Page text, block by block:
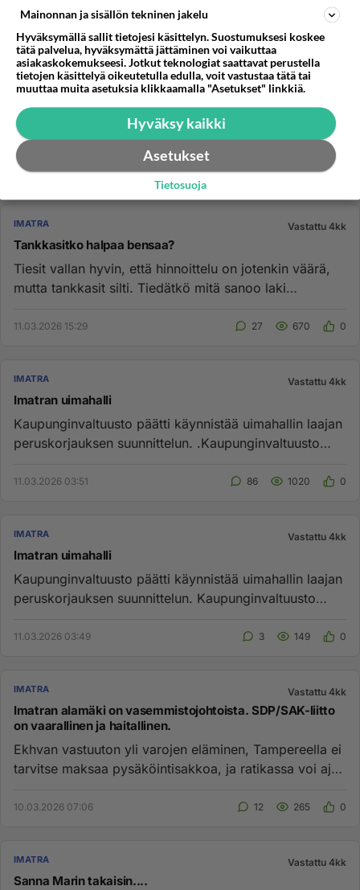
IMATRA Vastattu 4kk
Tankkasitko halpaa bensaa?
Tiesit vallan hyvin, että hinnoittelu on jotenkin väärä,
mutta tankkasit silti. Tiedätkö mitä sanoo laki
11.03.2026 15:29 27 670 0
IMATRA Vastattu 4kk
Imatran uimahalli
Kaupunginvaltuusto päätti käynnistää uimahallin laajan
peruskorjauksen suunnittelun. .Kaupunginvaltuusto
11.03.2026 03:51 86 1020 0
IMATRA Vastattu 4kk
Imatran uimahalli
Kaupunginvaltuusto päätti käynnistää uimahallin laajan
peruskorjauksen suunnittelun. Kaupunginvaltuusto
11.03.2026 03:49 3 149 0
IMATRA Vastattu 4kk
Imatran alamäki on vasemmistojohtoista. SDP/SAK-liitto
on vaarallinen ja haitallinen.
Ekhvan vastuuton yli varojen eläminen, Tampereella ei
tarvitse maksaa pysäköintisakkoa, ja ratikassa voi ajaa
10.03.2026 07:06 12 265 0
IMATRA Vastattu 4kk
Sanna Marin takaisin....
Mainonnan ja sisällön tekninen jakelu
Hyväksymällä sallit tietojesi käsittelyn. Suostumuksesi koskee
tätä palvelua, hyväksymättä jättäminen voi vaikuttaa
asiakaskokemukseesi. Jotkut teknologiat saattavat perustella
tietojen käsittelyä oikeutetulla edulla, voit vastustaa tätä tai
muuttaa muita asetuksia klikkaamalla "Asetukset" linkkiä.
Hyväksy kaikki
Asetukset
Tietosuoja